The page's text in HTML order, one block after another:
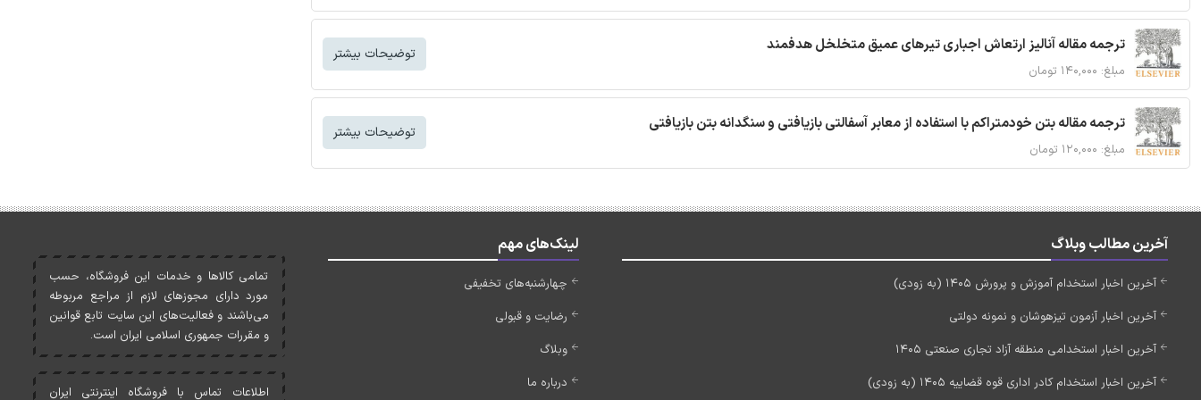
ترجمه مقاله آنالیز ارتعاش اجباری تیرهای عمیق متخلخل هدفمند
مبلغ: ۱۴۰,۰۰۰ تومان
توضیحات بیشتر
ترجمه مقاله بتن خودمتراکم با استفاده از معابر آسفالتی بازیافتی و سنگدانه بتن بازیافتی
مبلغ: ۱۲۰,۰۰۰ تومان
توضیحات بیشتر
آخرین مطالب وبلاگ
آخرین اخبار استخدام آموزش و پرورش 1405 (به زودی)
آخرین اخبار آزمون تیزهوشان و نمونه دولتی
آخرین اخبار استخدامی منطقه آزاد تجاری صنعتی 1405
آخرین اخبار استخدام کادر اداری قوه قضاییه 1405 (به زودی)
لینک‌های مهم
چهارشنبه‌های تخفیفی
رضایت و قبولی
وبلاگ
درباره ما
تمامی کالاها و خدمات اين فروشگاه، حسب
مورد دارای مجوزهای لازم از مراجع مربوطه
می‌باشند و فعاليت‌های اين سايت تابع قوانين
و مقررات جمهوری اسلامی ايران است.
اطلاعات تماس با فروشگاه اینترنتی ایران